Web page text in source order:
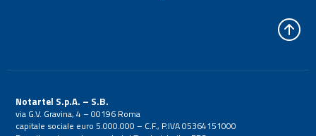
Notartel S.p.A. – S.B.
via G.V. Gravina, 4 – 00196 Roma
capitale sociale euro 5.000.000 – C.F., P.IVA 05364151000